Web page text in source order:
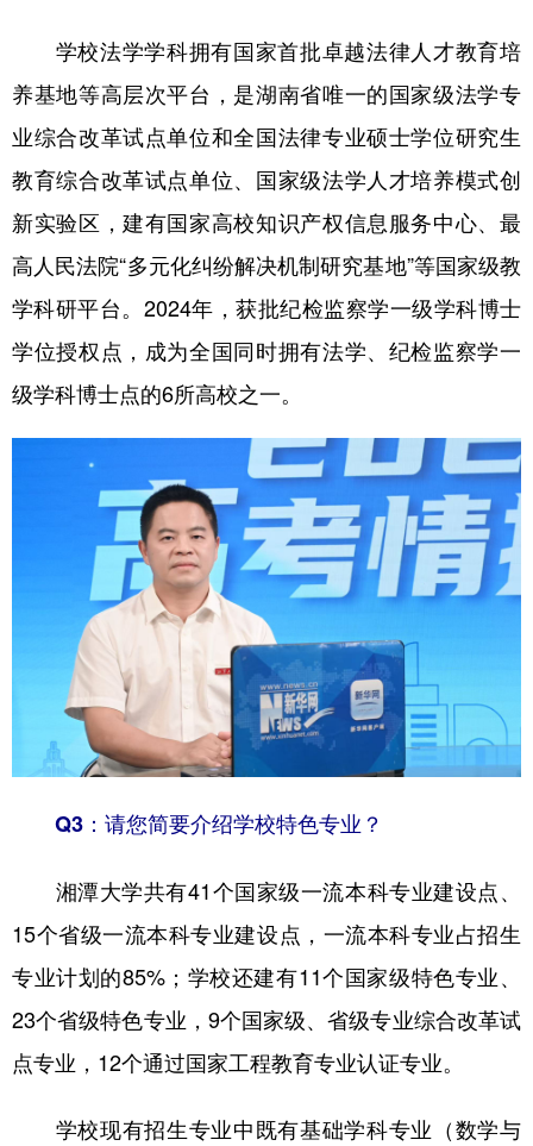
学校法学学科拥有国家首批卓越法律人才教育培
养基地等高层次平台，是湖南省唯一的国家级法学专
业综合改革试点单位和全国法律专业硕士学位研究生
教育综合改革试点单位、国家级法学人才培养模式创
新实验区，建有国家高校知识产权信息服务中心、最
高人民法院“多元化纠纷解决机制研究基地”等国家级教
学科研平台。2024年，获批纪检监察学一级学科博士
学位授权点，成为全国同时拥有法学、纪检监察学一
级学科博士点的6所高校之一。
Q3：请您简要介绍学校特色专业？
湘潭大学共有41个国家级一流本科专业建设点、
15个省级一流本科专业建设点，一流本科专业占招生
专业计划的85%；学校还建有11个国家级特色专业、
23个省级特色专业，9个国家级、省级专业综合改革试
点专业，12个通过国家工程教育专业认证专业。
学校现有招生专业中既有基础学科专业（数学与